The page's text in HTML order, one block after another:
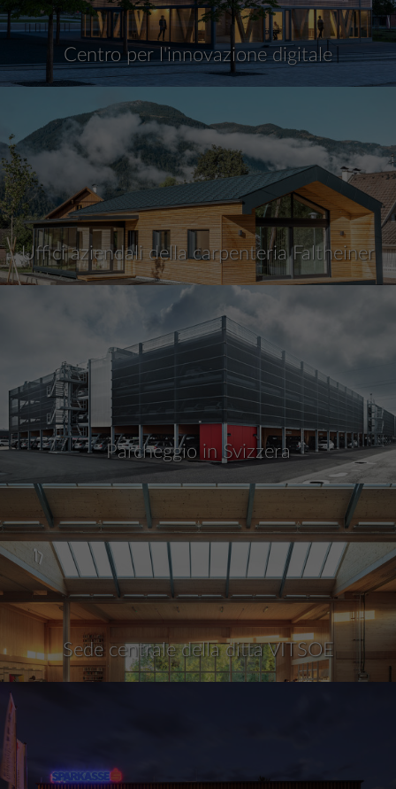
Centro per l'innovazione digitale
Uffici aziendali della carpenteria Faltheiner
Parcheggio in Svizzera
Sede centrale della ditta VITSOE